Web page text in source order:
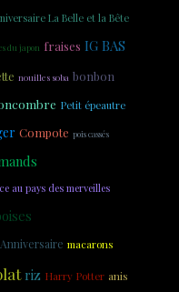
La Belle et la Bête
du japon fraises IG BAS
nouilles soba bonbon
Petit épeautre
Compote pois cassés
au pays des merveilles
macarons
riz Harry Potter anis